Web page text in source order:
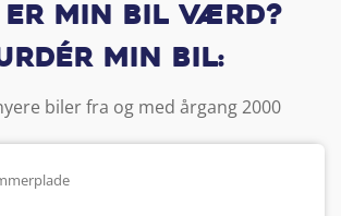
er min bil værd?
min bil:
biler fra og med årgang 2000